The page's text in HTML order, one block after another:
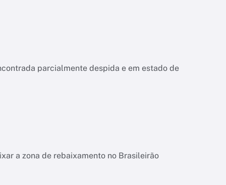
parcialmente despida e em estado de
a zona de rebaixamento no Brasileirão